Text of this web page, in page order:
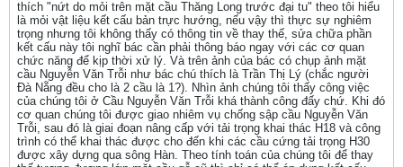
thích "nứt do mỏi trên mặt cầu Thăng Long trước đại tu" theo tôi hiểu
là mỏi vật liệu kết cấu bản trực hướng, nếu vậy thì thực sự nghiêm
trọng nhưng tôi không thấy có thông tin về thay thế, sửa chữa phần
kết cấu này tôi nghĩ bác cần phải thông báo ngay với các cơ quan
chức năng để kịp thời xử lý. Và trên ảnh của bác có chụp ảnh mặt
cầu Nguyễn Văn Trỗi như bác chú thích là Trần Thị Lý (chắc người
Đà Nẵng đều cho là 2 cầu là 1?). Nhìn ảnh chúng tôi thấy công việc
của chúng tôi ở Cầu Nguyễn Văn Trỗi khá thành công đấy chứ. Khi đó
cơ quan chúng tôi được giao nhiêm vụ chống sập cầu Nguyễn Văn
Trỗi, sau đó là giai đoạn nâng cấp với tải trọng khai thác H18 và công
trình có thể khai thác được cho đến khi các cầu cứng tải trọng H30
được xây dựng qua sông Hàn. Theo tính toán của chúng tôi để thay